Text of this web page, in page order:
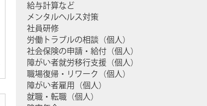
給与計算など
メンタルヘルス対策
社員研修
労働トラブルの相談（個人）
社会保険の申請・給付（個人）
障がい者就労移行支援（個人）
職場復帰・リワーク（個人）
障がい者雇用（個人）
就職・転職（個人）